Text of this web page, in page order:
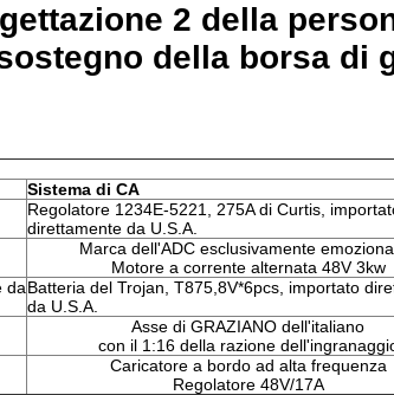
2 della
della borsa di
Sistema di CA
Regolatore 1234E-5221, 275A di Curtis,
direttamente da U.S.A.
Marca dell'ADC esclusivamente
Motore a corrente alternata 48V 3kw
daBatteria del Trojan, T875,8V*6pcs, importato
da U.S.A.
Asse di GRAZIANO dell'italiano
con il 1:16 della razione
Caricatore a bordo ad alta frequenza
Regolatore 48V/17A